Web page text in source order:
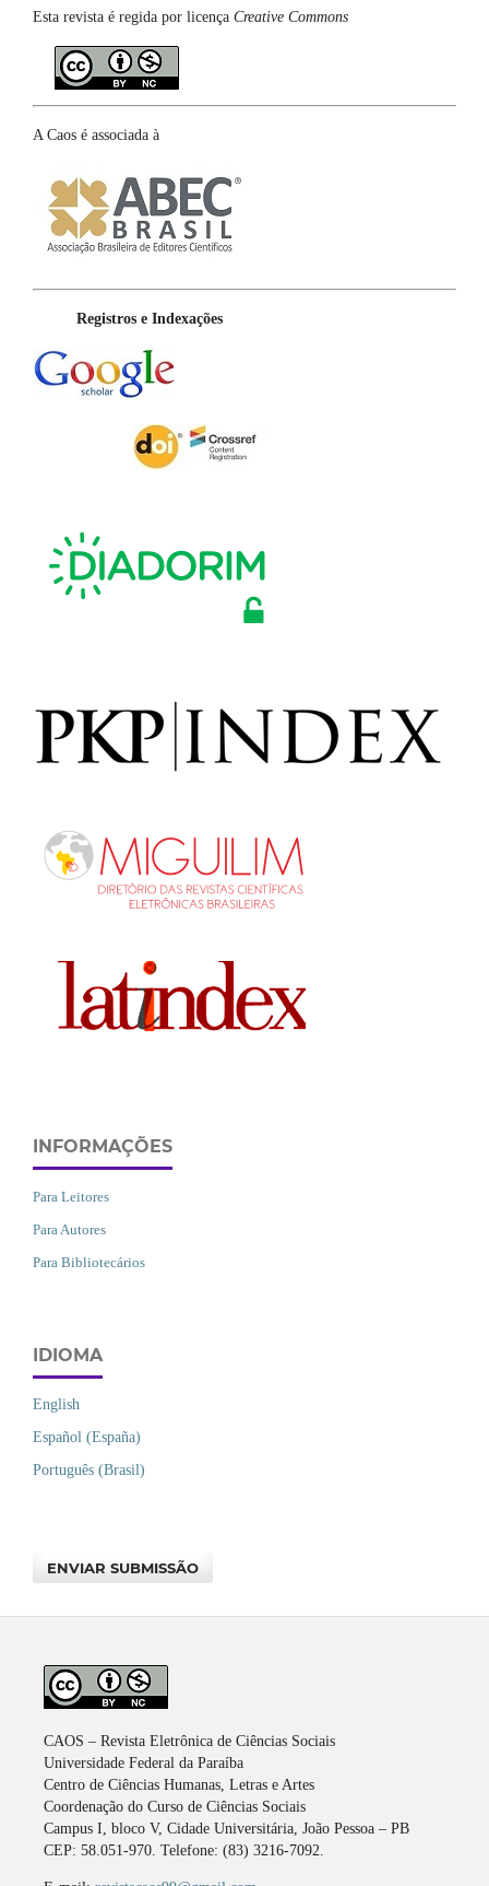
Esta revista é regida por licença Creative Commons
A Caos é associada à
Registros e Indexações
INFORMAÇÕES
Para Leitores
Para Autores
Para Bibliotecários
IDIOMA
English
Español (España)
Português (Brasil)
ENVIAR SUBMISSÃO
CAOS – Revista Eletrônica de Ciências Sociais
Universidade Federal da Paraíba
Centro de Ciências Humanas, Letras e Artes
Coordenação do Curso de Ciências Sociais
Campus I, bloco V, Cidade Universitária, João Pessoa – PB
CEP: 58.051-970. Telefone: (83) 3216-7092.